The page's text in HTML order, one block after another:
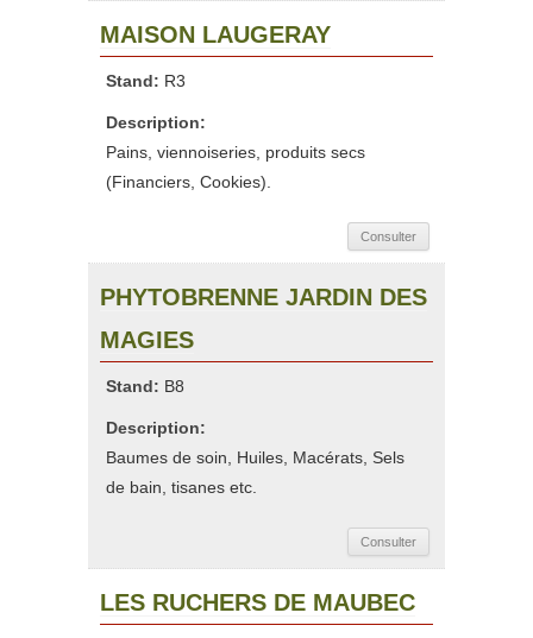
MAISON LAUGERAY
Stand: R3
Description:
Pains, viennoiseries, produits secs
(Financiers, Cookies).
Consulter
PHYTOBRENNE JARDIN DES
MAGIES
Stand: B8
Description:
Baumes de soin, Huiles, Macérats, Sels
de bain, tisanes etc.
Consulter
LES RUCHERS DE MAUBEC